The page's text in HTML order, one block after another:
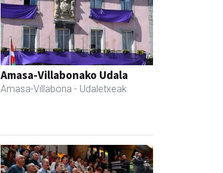
Amasa-Villabonako Udala
Amasa-Villabona - Udaletxeak